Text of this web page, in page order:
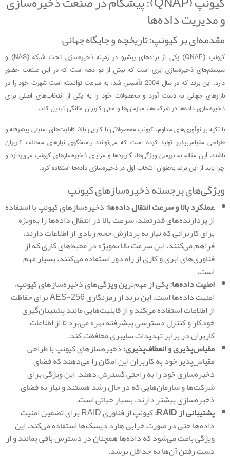
و مدیریت داده‌ها
مقدمه‌ای بر کیونپ: تاریخچه و جایگاه جهانی
کیونپ (QNAP) یکی از برندهای پیشرو در زمینه ذخیره‌سازی تحت شبکه (NAS) و
سیستم‌های ذخیره‌سازی ابری است که بیش از دو دهه است که در این صنعت حضور
دارد. این برند که در سال 2004 تأسیس شد، به سرعت توانسته است شهرت خود را در
بازارهای جهانی به دست آورد و محصولات خود را به یکی از انتخاب‌های اصلی برای
ذخیره‌سازی داده‌ها در شرکت‌ها، سازمان‌ها و حتی کاربران خانگی تبدیل کند.
با تکیه بر نوآوری‌های مداوم، کیونپ محصولاتی با کارایی بالا، قابلیت‌های امنیتی پیشرفته و
طراحی مقیاس‌پذیر تولید کرده است که می‌توانند پاسخگوی نیازهای مختلف کاربران
باشند. این مقاله به بررسی ویژگی‌ها، کاربردها و مزایای ذخیره‌سازهای کیونپ می‌پردازد و
چرا باید از این برند به‌عنوان انتخاب اول در ذخیره‌سازی داده‌ها استفاده کرد.
ویژگی‌های برجسته ذخیره‌سازهای کیونپ
عملکرد بالا و سرعت انتقال داده‌ها:ذخیره‌سازهای کیونپ با استفاده
از پردازنده‌های قدرتمند، سرعت بالا در انتقال داده‌ها را به‌ویژه
برای کاربرانی که نیاز به پردازش حجم زیادی از اطلاعات دارند،
فراهم می‌کنند. این سرعت بالا به‌ویژه در محیط‌های کاری که از
فناوری‌های ابری و کاری از راه دور استفاده می‌کنند، بسیار مهم
است.
امنیت داده‌ها:یکی از مهم‌ترین ویژگی‌های ذخیره‌سازهای کیونپ،
امنیت داده‌ها است. این برند از رمزنگاری AES-256 برای حفاظت
از اطلاعات استفاده می‌کند و از قابلیت‌هایی مانند پشتیبان‌گیری
خودکار و کنترل دسترسی پیشرفته بهره می‌برد تا از اطلاعات
کاربران در برابر تهدیدات سایبری محافظت کند.
مقیاس‌پذیری و انعطاف‌پذیری:ذخیره‌سازهای کیونپ با طراحی
مقیاس‌پذیر خود به کاربران این امکان را می‌دهند که فضای
ذخیره‌سازی خود را به راحتی گسترش دهند. این ویژگی برای
شرکت‌ها و سازمان‌هایی که در حال رشد هستند و نیاز به فضای
ذخیره‌سازی بیشتر دارند، بسیار حیاتی است.
پشتیبانی از RAID: کیونپ از فناوری RAID برای تضمین امنیت
داده‌ها حتی در صورت خرابی هارد دیسک‌ها استفاده می‌کند. این
ویژگی باعث می‌شود که داده‌ها همچنان در دسترس باقی بمانند و از
دست رفتن آن‌ها به حداقل برسد.